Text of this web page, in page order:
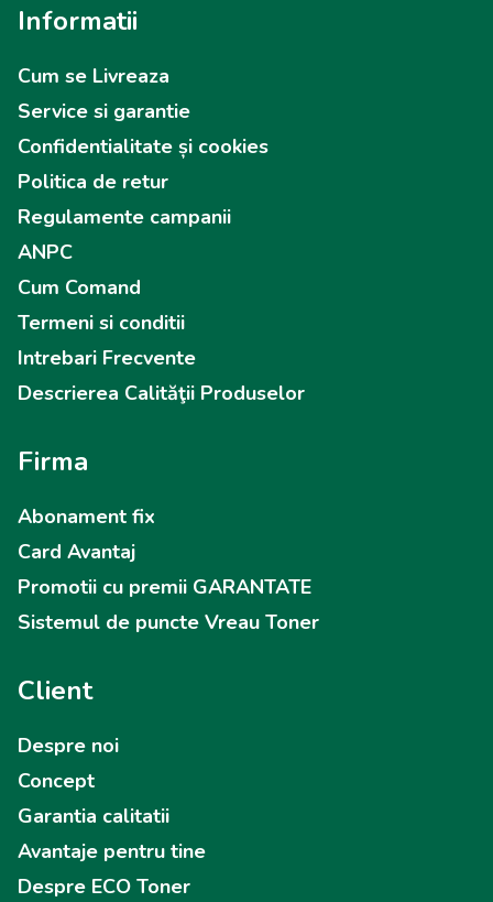
Informatii
Cum se Livreaza
Service si garantie
Confidentialitate și cookies
Politica de retur
Regulamente campanii
ANPC
Cum Comand
Termeni si conditii
Intrebari Frecvente
Descrierea Calităţii Produselor
Firma
Abonament fix
Card Avantaj
Promotii cu premii GARANTATE
Sistemul de puncte Vreau Toner
Client
Despre noi
Concept
Garantia calitatii
Avantaje pentru tine
Despre ECO Toner